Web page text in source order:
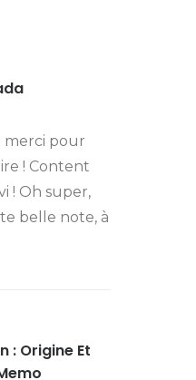
merci pour
! Content
! Oh super,
belle note, à
: Origine Et